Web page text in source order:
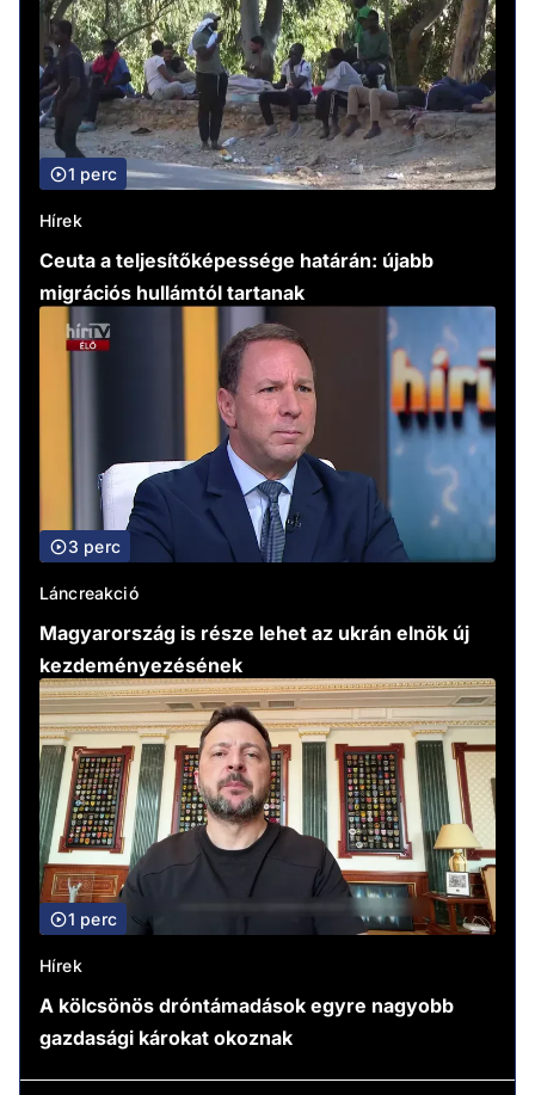
1 perc
Hírek
Ceuta a teljesítőképessége határán: újabb
migrációs hullámtól tartanak
3 perc
Láncreakció
Magyarország is része lehet az ukrán elnök új
kezdeményezésének
1 perc
Hírek
A kölcsönös dróntámadások egyre nagyobb
gazdasági károkat okoznak